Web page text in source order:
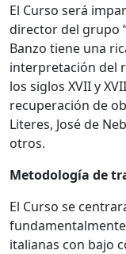
El Curso será
director del grupo
Banzo tiene una
interpretación del
los siglos XVII y
recuperación de
Literes, José de
otros.
Metodología de
El Curso se
italianas con bajo